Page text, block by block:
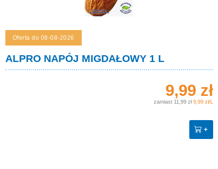
Oferta do 08-08-2026
ALPRO NAPÓJ MIGDAŁOWY 1 L
9,99 zł
zamiast 11,99 zł 9,99 zł/L